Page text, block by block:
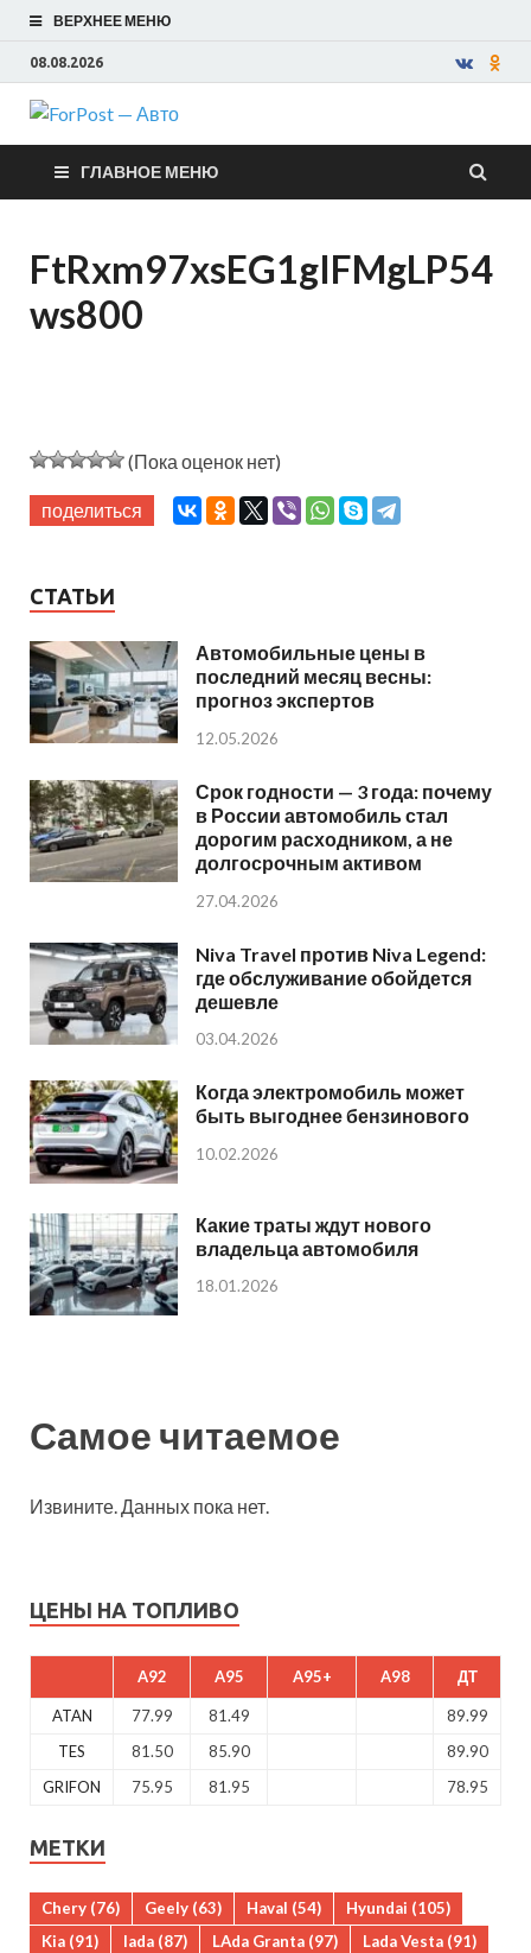
ВЕРХНЕЕ МЕНЮ
08.08.2026
ForPost —
Авто
ГЛАВНОЕ МЕНЮ
FtRxm97xsEG1gIFMgLP54
ws800
(Пока оценок нет)
поделиться
СТАТЬИ
Автомобильные цены в
последний месяц весны:
прогноз экспертов
12.05.2026
Срок годности — 3 года: почему
в России автомобиль стал
дорогим расходником, а не
долгосрочным активом
27.04.2026
Niva Travel против Niva Legend:
где обслуживание обойдется
дешевле
03.04.2026
Когда электромобиль может
быть выгоднее бензинового
10.02.2026
Какие траты ждут нового
владельца автомобиля
18.01.2026
Самое читаемое
Извините. Данных пока нет.
ЦЕНЫ НА ТОПЛИВО
A92 A95 A95+ A98 ДТ
ATAN 77.99 81.49
89.99
TES
81.50 85.90
89.90
GRIFON
75.95 81.95 78.95
МЕТКИ
Chery (76) Geely (63) Haval (54) Hyundai (105)
Kia (91) lada (87) LAda Granta (97) Lada Vesta (91)